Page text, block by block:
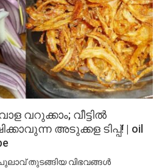
വറുക്കാം; വീട്ടിൽ
അടുക്കള ടിപ്പ്! | oil
പുലാവ് തുടങ്ങിയ വിഭവങ്ങൾ